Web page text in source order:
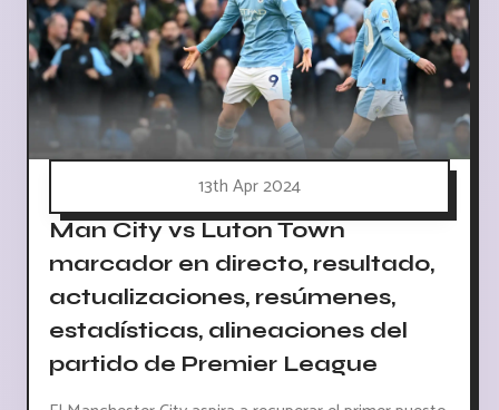
13th Apr 2024
Man City vs Luton Town
marcador en directo, resultado,
actualizaciones, resúmenes,
estadísticas, alineaciones del
partido de Premier League